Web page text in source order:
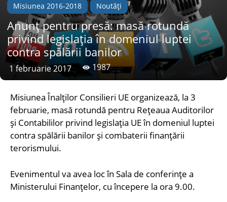
Misiunea 2016-2018 Noutăți
Anunț pentru presă: masă rotundă
privind legislația în domeniul luptei
contra spălării banilor
1 februarie 2017 1987
Misiunea Înalților Consilieri UE organizează, la 3
februarie, masă rotundă pentru Rețeaua Auditorilor
și Contabililor privind legislația UE în domeniul luptei
contra spălării banilor și combaterii finanțării
terorismului.
Evenimentul va avea loc în Sala de conferințe a
Ministerului Finanțelor, cu începere la ora 9.00.